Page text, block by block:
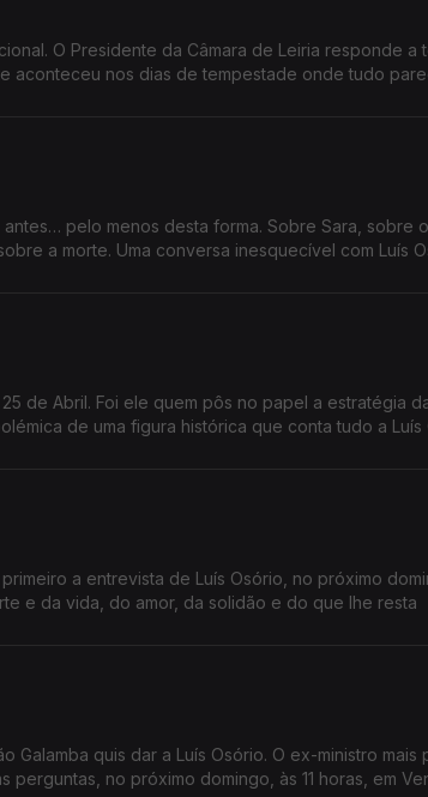
O Presidente da Câmara de Leiria responde a
aconteceu nos dias de tempestade onde tudo
pelo menos desta forma. Sobre Sara, sobre
a morte. Uma conversa inesquecível com Luís
de Abril. Foi ele quem pôs no papel a estratégia
de uma figura histórica que conta tudo a Luís
a entrevista de Luís Osório, no próximo
e da vida, do amor, da solidão e do que lhe resta
Galamba quis dar a Luís Osório. O ex-ministro mais
no próximo domingo, às 11 horas, em